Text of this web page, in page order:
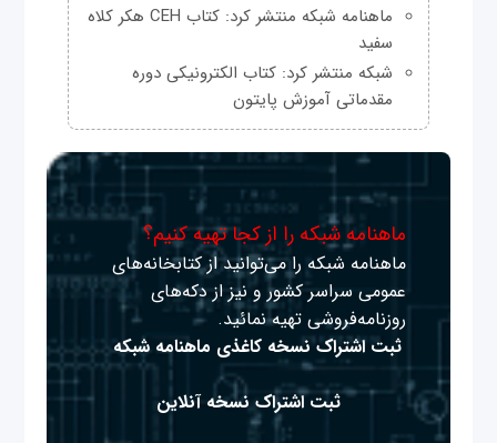
ماهنامه شبکه منتشر کرد: کتاب CEH هکر کلاه
سفید
شبکه منتشر کرد: کتاب الکترونیکی دوره
مقدماتی آموزش پایتون
ماهنامه شبکه را از کجا تهیه کنیم؟
ماهنامه شبکه را می‌توانید از کتابخانه‌های
عمومی سراسر کشور و نیز از دکه‌های
روزنامه‌فروشی تهیه نمائید.
ثبت اشتراک نسخه کاغذی ماهنامه شبکه
ثبت اشتراک نسخه آنلاین